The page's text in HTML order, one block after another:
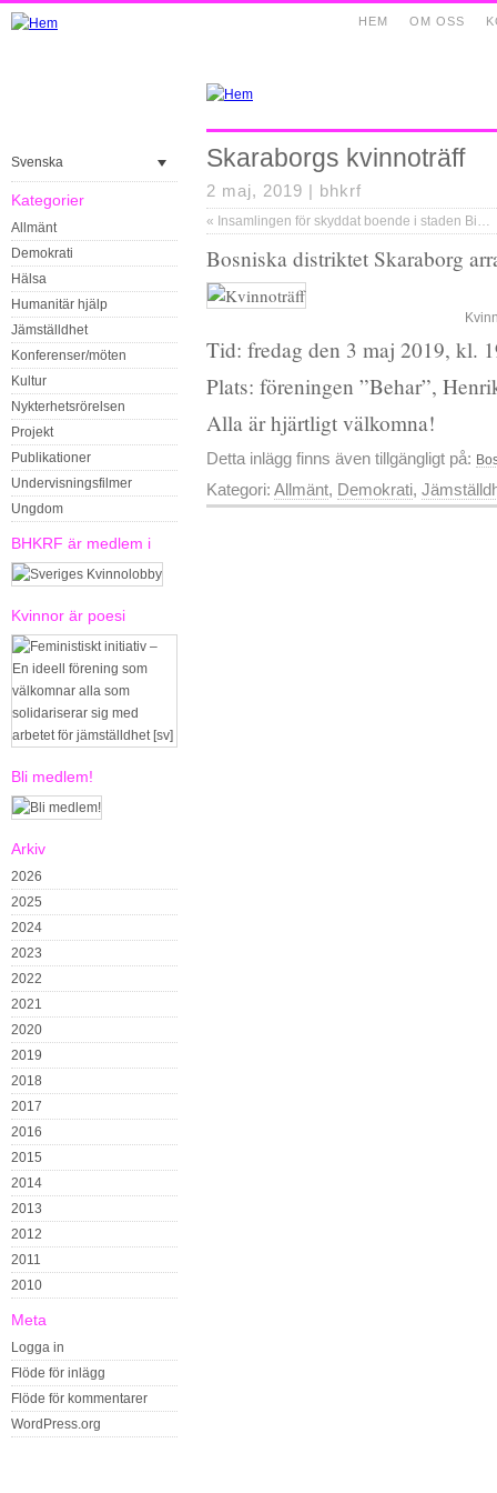
OM OSS
HEM
Svenska
Kategorier
Allmänt
Demokrati
Hälsa
Humanitär hjälp
Jämställdhet
Konferenser/möten
Kultur
Nykterhetsrörelsen
Projekt
Publikationer
Undervisningsfilmer
Ungdom
BHKRF är medlem i
Kvinnor är poesi
Bli medlem!
Arkiv
2026
2025
2024
2023
2022
2021
2020
2019
2018
2017
2016
2015
2014
2013
2012
2011
2010
Meta
Logga in
Flöde för inlägg
Flöde för kommentarer
WordPress.org
Skaraborgs kvinnoträff
2 maj, 2019 | bhkrf
« Insamlingen för skyddat boende i staden Bihać i Bosnien
Bosniska distriktet Skaraborg
Tid: fredag den 3 maj 2019, kl.
Plats: föreningen ”Behar”,
Alla är hjärtligt välkomna!
Detta inlägg finns även tillgängligt på:
Kategori: Allmänt, Demokrati,